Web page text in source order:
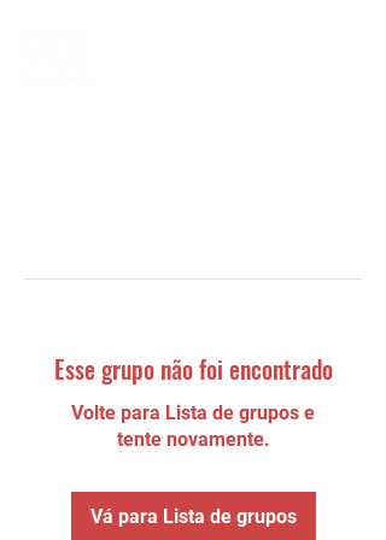
Esse grupo não foi encontrado
Volte para Lista de grupos e
tente novamente.
Vá para Lista de grupos